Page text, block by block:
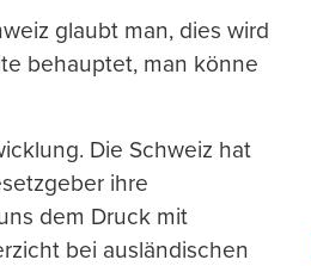
glaubt man, dies wird
behauptet, man könne
Die Schweiz hat
ihre
dem Druck mit
bei ausländischen